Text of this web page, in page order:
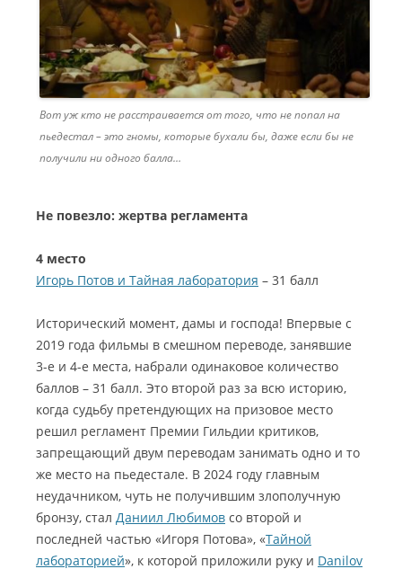
Вот уж кто не расстраивается от того, что не попал на
пьедестал – это гномы, которые бухали бы, даже если бы не
получили ни одного балла…
Не повезло: жертва регламента
4 место
Игорь Потов и Тайная лаборатория – 31 балл
Исторический момент, дамы и господа! Впервые с
2019 года фильмы в смешном переводе, занявшие
3-е и 4-е места, набрали одинаковое количество
баллов – 31 балл. Это второй раз за всю историю,
когда судьбу претендующих на призовое место
решил регламент Премии Гильдии критиков,
запрещающий двум переводам занимать одно и то
же место на пьедестале. В 2024 году главным
неудачником, чуть не получившим злополучную
бронзу, стал Даниил Любимов со второй и
последней частью «Игоря Потова», «Тайной
лабораторией», к которой приложили руку и Danilov